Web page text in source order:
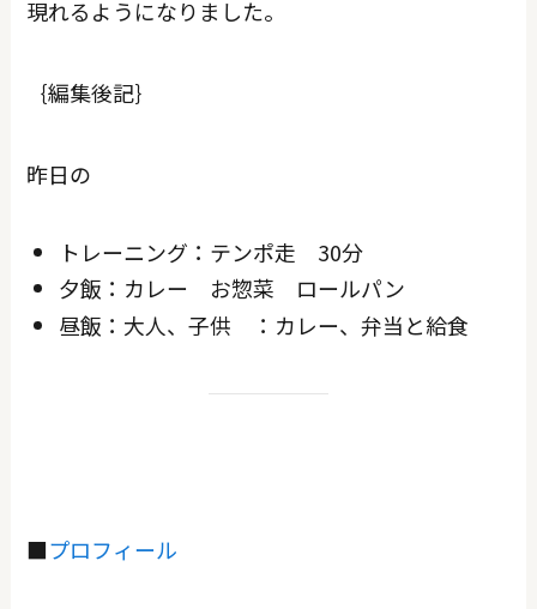
現れるようになりました。
｛編集後記｝
昨日の
トレーニング：テンポ走 30分
夕飯：カレー お惣菜 ロールパン
昼飯：大人、子供 ：カレー、弁当と給食
■プロフィール